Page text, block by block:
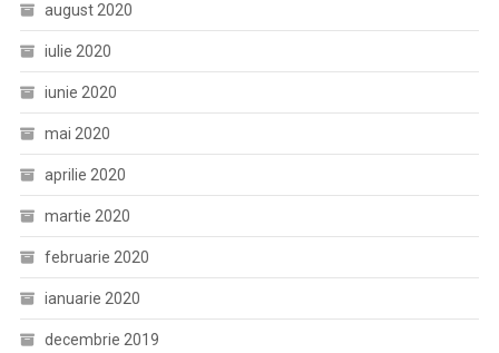
august 2020
iulie 2020
iunie 2020
mai 2020
aprilie 2020
martie 2020
februarie 2020
ianuarie 2020
decembrie 2019